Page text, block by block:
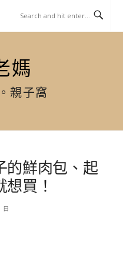
媽
親子窩
的鮮肉包、起
買！